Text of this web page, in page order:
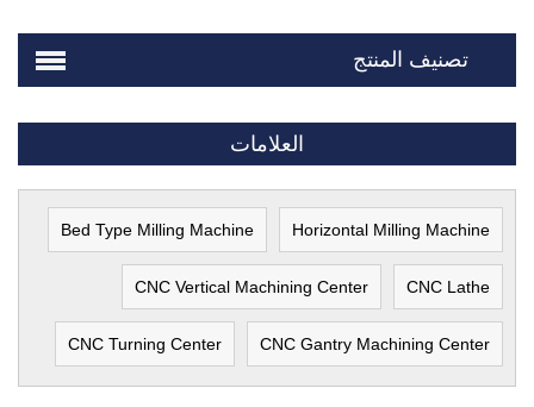
تصنيف المنتج
العلامات
Horizontal Milling Machine
Bed Type Milling Machine
CNC Lathe
CNC Vertical Machining Center
CNC Gantry Machining Center
CNC Turning Center